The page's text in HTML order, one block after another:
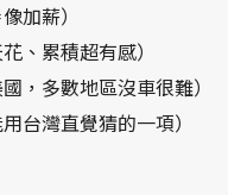
加薪）
、累積超有感）
，多數地區沒車很難）
台灣直覺猜的一項）